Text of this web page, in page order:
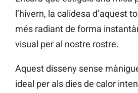
l’hivern, la calidesa d’aquest
més radiant de forma
visual per al nostre rostre.
Aquest disseny sense
ideal per als dies de calor